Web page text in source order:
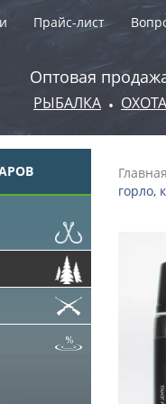
Прайс-лист
Оптовая
РЫБАЛКА • ОХОТА
Главная
горло,